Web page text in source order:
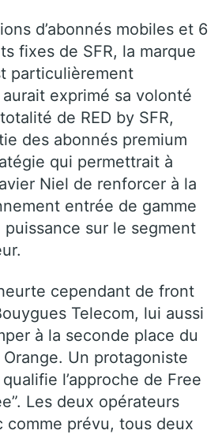
d’abonnés mobiles et 6
fixes de SFR, la marque
particulièrement
exprimé sa volonté
de RED by SFR,
des abonnés premium
qui permettrait à
Niel de renforcer à la
entrée de gamme
sur le segment
cependant de front
Telecom, lui aussi
à la seconde place du
Un protagoniste
l’approche de Free
Les deux opérateurs
comme prévu, tous deux